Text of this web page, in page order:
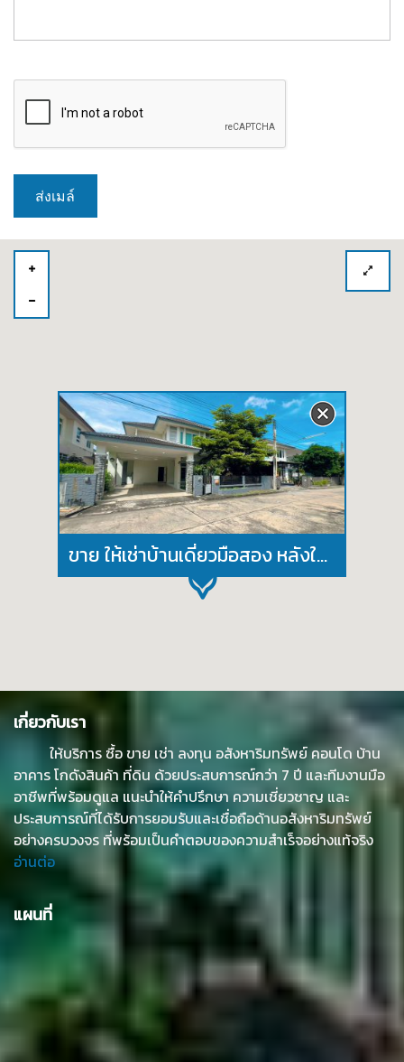
ขาย ให้เช่าบ้านเดี่ยวมือสอง หลังใหญ่ โครงการ มบ. คันทรีโฮมเลคแอนพาร์ค ศรีราชา ชลบุรี
เกี่ยวกับเรา
ให้บริการ ซื้อ ขาย เช่า ลงทุน อสังหาริมทรัพย์ คอนโด บ้าน
อาคาร โกดังสินค้า ที่ดิน ด้วยประสบการณ์กว่า 7 ปี และทีมงานมือ
อาชีพที่พร้อมดูแล แนะนำให้คำปรึกษา ความเชี่ยวชาญ และ
ประสบการณ์ที่ได้รับการยอมรับและเชื่อถือด้านอสังหาริมทรัพย์
อย่างครบวงจร ที่พร้อมเป็นคำตอบของความสำเร็จอย่างแท้จริง
อ่านต่อ
แผนที่